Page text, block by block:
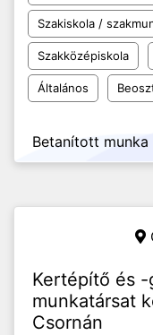
Szakiskola /
Szakközépiskola
Általános
Betanított munka
Kertépítő és
munkatársat
Csornán